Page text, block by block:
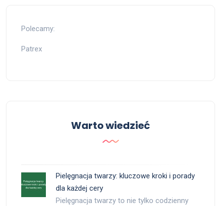
Polecamy:
Patrex
Warto wiedzieć
Pielęgnacja twarzy: kluczowe kroki i porady
dla każdej cery
Pielęgnacja twarzy to nie tylko codzienny